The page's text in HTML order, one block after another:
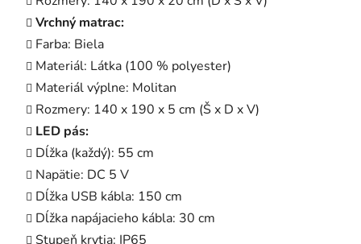
Vrchný matrac:
Farba: Biela
Materiál: Látka (100 % polyester)
Materiál výplne: Molitan
Rozmery: 140 x 190 x 5 cm (Š x D x V)
LED pás:
Dĺžka (každý): 55 cm
Napätie: DC 5 V
Dĺžka USB kábla: 150 cm
Dĺžka napájacieho kábla: 30 cm
Stupeň krytia: IP65